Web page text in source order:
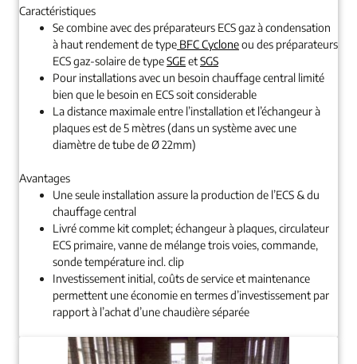
Caractéristiques
Se combine avec des préparateurs ECS gaz à condensation
à haut rendement de type BFC Cycloneou des préparateurs
ECS gaz-solaire de typeSGEetSGS
Pour installations avec un besoin chauffage central limité
bien que le besoin en ECS soit considerable
La distance maximale entre l’installation et l’échangeur à
plaques est de 5 mètres (dans un système avec une
diamètre de tube de Ø 22mm)
Avantages
Une seule installation assure la production de l’ECS & du
chauffage central
Livré comme kit complet; échangeur à plaques, circulateur
ECS primaire, vanne de mélange trois voies, commande,
sonde température incl. clip
Investissement initial, coûts de service et maintenance
permettent une économie en termes d’investissement par
rapport à l’achat d’une chaudière séparée